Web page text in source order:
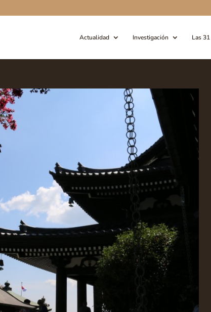
Actualidad Investigación Las 31